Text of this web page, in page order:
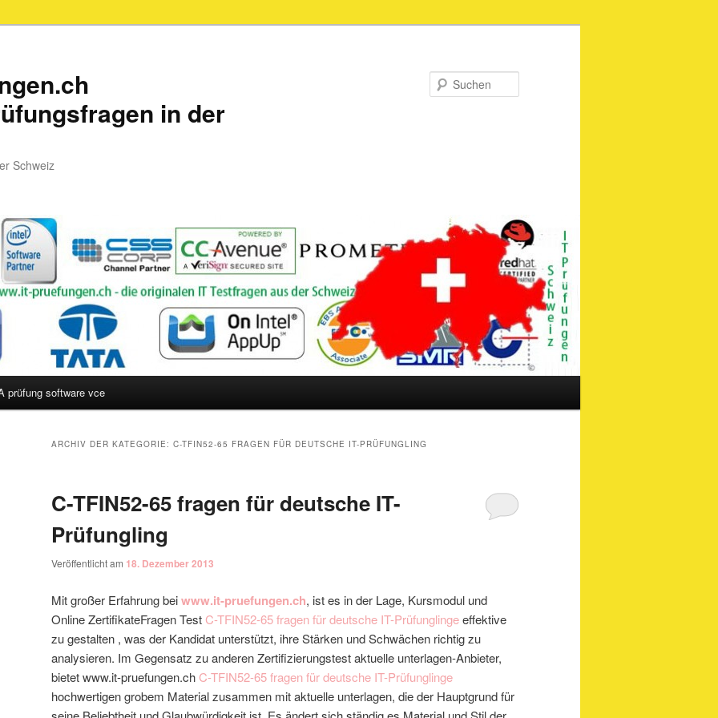
in der
Schweiz
prüfung software vce
ARCHIV DER KATEGORIE: C-TFIN52-65 FRAGEN FÜR DEUTSCHE IT-PRÜFUNGLING
C-TFIN52-65 fragen für deutsche IT-
Prüfungling
Veröffentlicht am 18. Dezember 2013
Mit großer Erfahrung beiwww.it-pruefungen.ch, ist es in der Lage, Kursmodul und
Online ZertifikateFragen Test C-TFIN52-65 fragen für deutsche IT-Prüfunglingeeffektive
zu gestalten , was der Kandidat unterstützt, ihre Stärken und Schwächen richtig zu
analysieren. Im Gegensatz zu anderen Zertifizierungstest aktuelle unterlagen-Anbieter,
bietet www.it-pruefungen.ch C-TFIN52-65 fragen für deutsche IT-Prüfunglinge
hochwertigen grobem Material zusammen mit aktuelle unterlagen, die der Hauptgrund für